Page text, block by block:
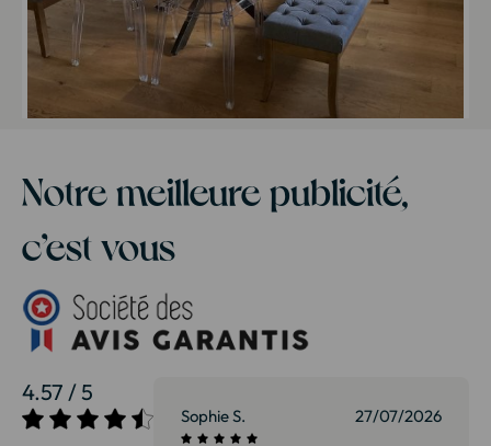
Notre meilleure publicité,
c’est vous
4.57 / 5
27/07/2026 01/07/